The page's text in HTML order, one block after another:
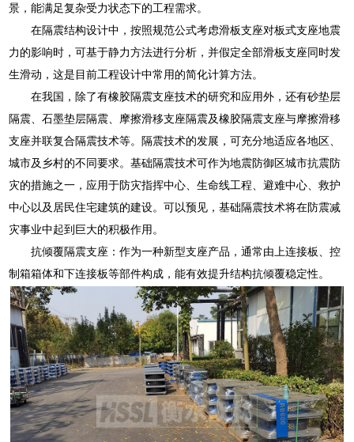
景，能满足复杂受力状态下的工程需求。
在隔震结构设计中，按照规范公式考虑滑板支座对板式支座地震
力的影响时，可基于静力方法进行分析，并假定全部滑板支座同时发
生滑动，这是目前工程设计中常用的简化计算方法。
在我国，除了有橡胶隔震支座技术的研究和应用外，还有砂垫层
隔震、石墨垫层隔震、摩擦滑移支座隔震及橡胶隔震支座与摩擦滑移
支座并联复合隔震技术等。隔震技术的发展，可充分地适应各地区、
城市及乡村的不同要求。基础隔震技术可作为地震防御区城市抗震防
灾的措施之一，应用于防灾指挥中心、生命线工程、避难中心、救护
中心以及居民住宅建筑的建设。可以预见，基础隔震技术将在防震减
灾事业中起到巨大的积极作用。
抗倾覆隔震支座：作为一种新型支座产品，通常由上连接板、控
制箱箱体和下连接板等部件构成，能有效提升结构抗倾覆稳定性。